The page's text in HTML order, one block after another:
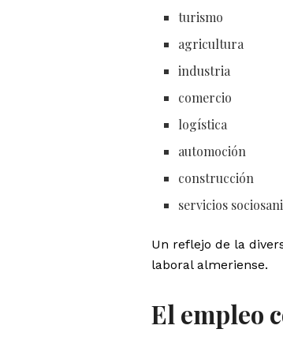
turismo
agricultura
industria
comercio
logística
automoción
construcción
servicios
Un reflejo de la
laboral almeriense.
El empleo